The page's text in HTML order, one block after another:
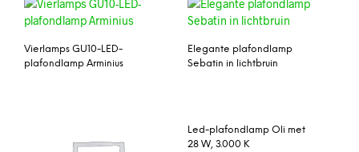
Vierlamps GU10-LED-
plafondlamp Arminius
Elegante plafondlamp
Sebatin in lichtbruin
Led-plafondlamp Oli met